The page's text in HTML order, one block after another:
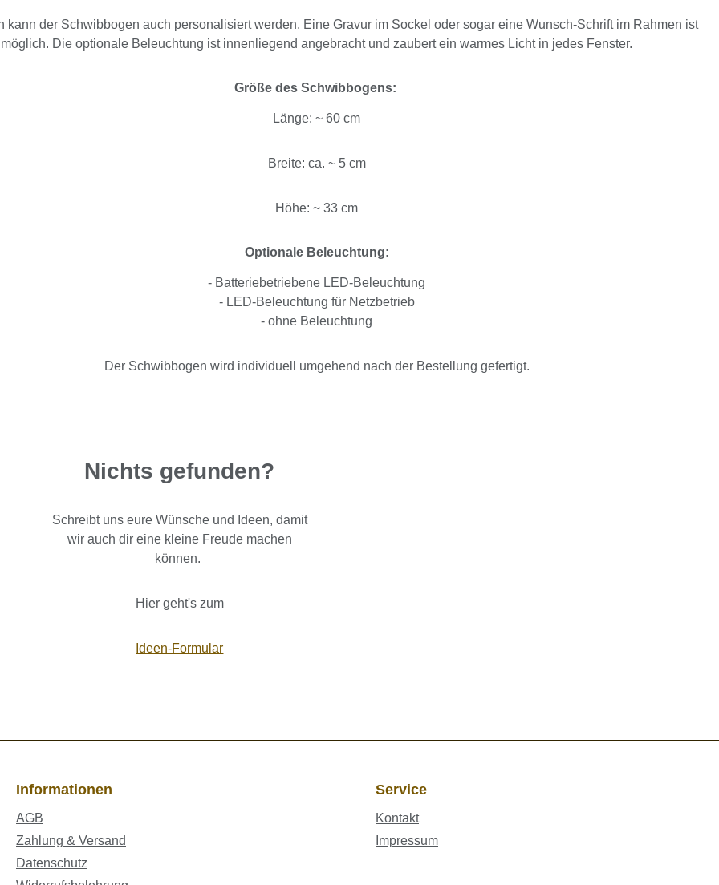
kann der Schwibbogen auch personalisiert werden. Eine Gravur im Sockel oder sogar eine Wunsch-Schrift im Rahmen ist
möglich. Die optionale Beleuchtung ist innenliegend angebracht und zaubert ein warmes Licht in jedes Fenster.
Größe des Schwibbogens:
Länge: ~ 60 cm
Breite: ca. ~ 5 cm
Höhe: ~ 33 cm
Optionale Beleuchtung:
- Batteriebetriebene LED-Beleuchtung
- LED-Beleuchtung für Netzbetrieb
- ohne Beleuchtung
Der Schwibbogen wird individuell umgehend nach der Bestellung gefertigt.
Nichts gefunden?
Schreibt uns eure Wünsche und Ideen, damit
wir auch dir eine kleine Freude machen
können.
Hier geht's zum
Ideen-Formular
Informationen
AGB
Zahlung & Versand
Datenschutz
Service
Kontakt
Impressum